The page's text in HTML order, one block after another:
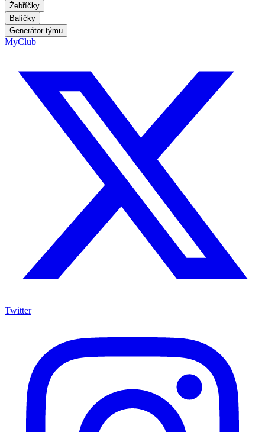
Žebříčky
Balíčky
Generátor týmu
MyClub
Twitter